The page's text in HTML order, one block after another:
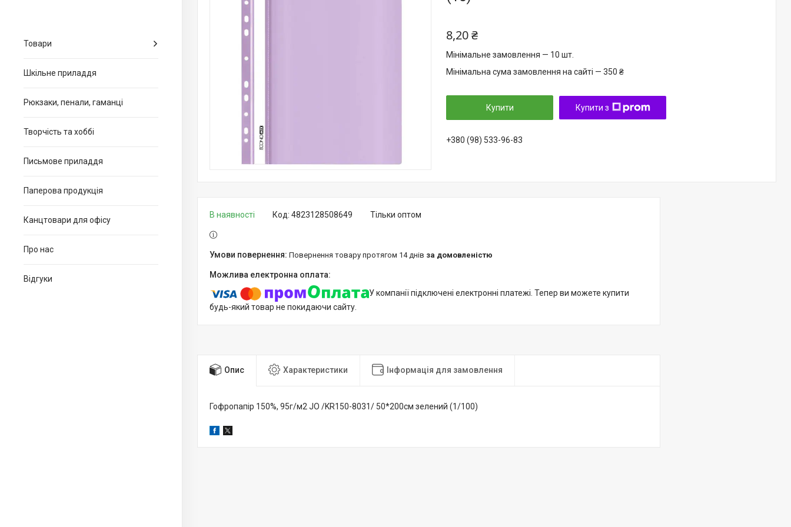
Товари
Шкільне приладдя
Рюкзаки, пенали, гаманці
Творчість та хоббі
Письмове приладдя
Паперова продукція
Канцтовари для офiсу
Про нас
Відгуки
8,20 ₴
Мінімальне замовлення — 10 шт.
Мінімальна сума замовлення на сайті — 350 ₴
Купити Купити з
+380 (98) 533-96-83
В наявності Тільки оптом
Код: 4823128508649
повернення товару протягом 14 днів за домовленістю
У компанії підключені електронні платежі. Тепер ви можете купити
будь-який товар не покидаючи сайту.
Опис Характеристики Інформація для замовлення
Гофропапір 150%, 95г/м2 JO /KR150-8031/ 50*200см зелений (1/100)